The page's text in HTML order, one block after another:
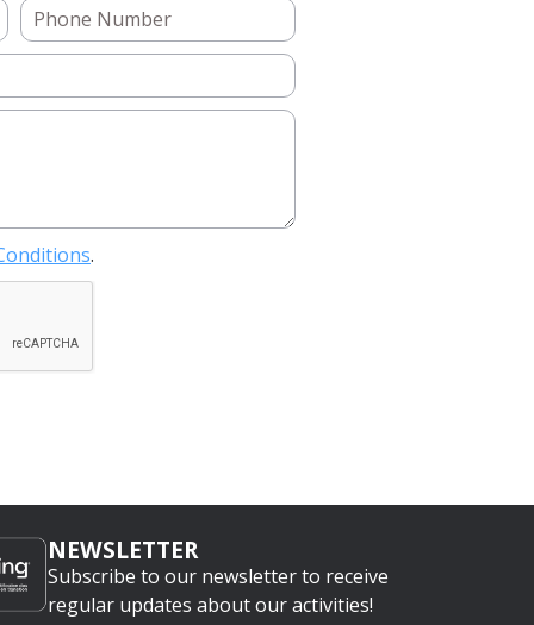
.
NEWSLETTER
Subscribe to our newsletter to receive
regular updates about our activities!